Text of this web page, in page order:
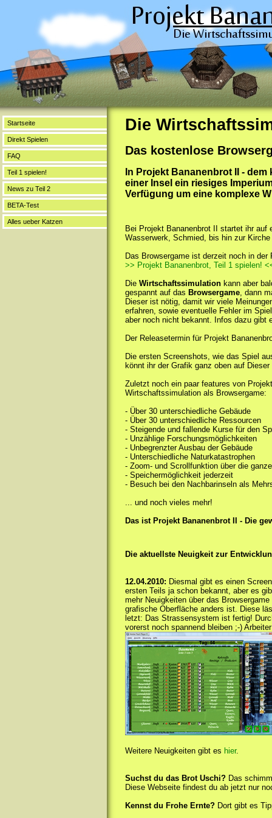
Startseite
Direkt Spielen
FAQ
Teil 1 spielen!
News zu Teil 2
BETA-Test
Alles ueber Katzen
Die
Das kostenlose
In Projekt Bananenbrot II -
einer Insel ein riesiges
Verfügung um eine komplexe
Bei Projekt Bananenbrot II startet ihr auf
Wasserwerk, Schmied, bis hin zur
Das Browsergame ist derzeit noch in der
>> Projekt Bananenbrot, Teil 1 spielen!
Die Wirtschaftssimulation kann aber
gespannt auf das Browsergame, dann
Dieser ist nötig, damit wir viele
erfahren, sowie eventuelle Fehler im
aber noch nicht bekannt. Infos dazu gibt
Der Releasetermin für Projekt
Die ersten Screenshots, wie das Spiel
könnt ihr der Grafik ganz oben auf
Zuletzt noch ein paar features von
Wirtschaftssimulation als Browsergame:
- Über 30 unterschiedliche Gebäude
- Über 30 unterschiedliche Ressourcen
- Steigende und fallende Kurse für den
- Unzählige Forschungsmöglichkeiten
- Unbegrenzter Ausbau der Gebäude
- Unterschiedliche Naturkatastrophen
- Zoom- und Scrollfunktion über die
- Speichermöglichkeit jederzeit
- Besuch bei den Nachbarinseln als
... und noch vieles mehr!
Das ist Projekt Bananenbrot II - Die
Die aktuellste Neuigkeit zur
12.04.2010: Diesmal gibt es einen
ersten Teils ja schon bekannt, aber es
mehr Neuigkeiten über das
grafische Oberfläche anders ist. Diese
letzt: Das Strassensystem ist fertig!
vorerst noch spannend bleiben ;-)
Weitere Neuigkeiten gibt es hier.
Suchst du das Brot Uschi? Das
Diese Webseite findest du ab jetzt nur
Kennst du Frohe Ernte? Dort gibt es